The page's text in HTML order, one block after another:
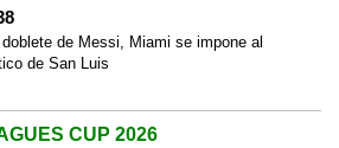
de Messi, Miami se impone al
de San Luis
CUP 2026